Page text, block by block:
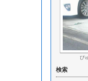
ぴ
検索